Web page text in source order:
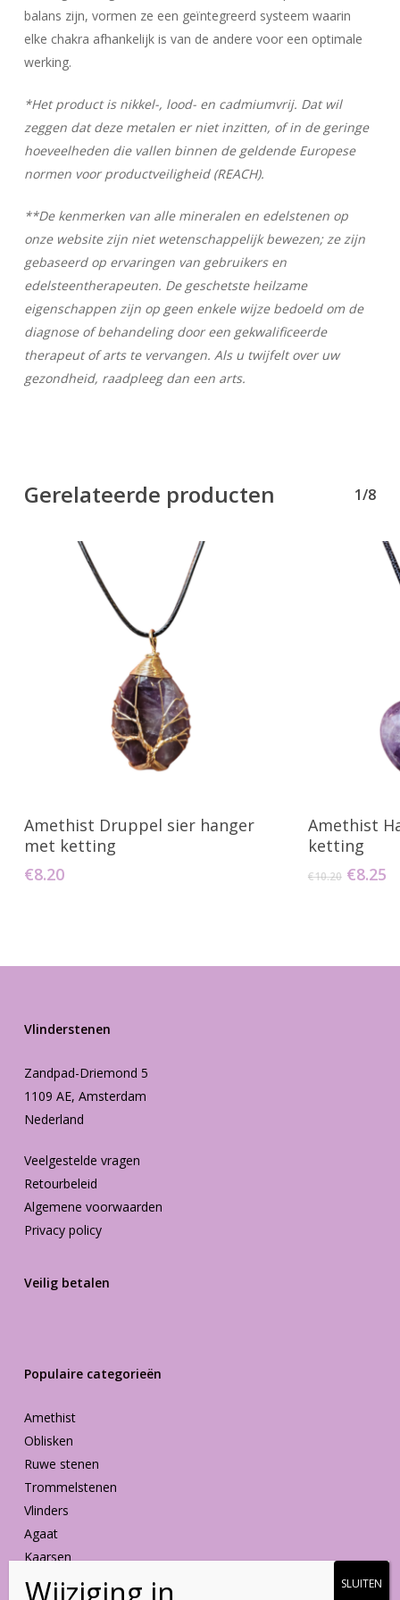
balans zijn, vormen ze een geïntegreerd systeem waarin
elke chakra afhankelijk is van de andere voor een optimale
werking.
*Het product is nikkel-, lood- en cadmiumvrij. Dat wil
zeggen dat deze metalen er niet inzitten, of in de geringe
hoeveelheden die vallen binnen de geldende Europese
normen voor productveiligheid (REACH).
**De kenmerken van alle mineralen en edelstenen op
onze website zijn niet wetenschappelijk bewezen; ze zijn
gebaseerd op ervaringen van gebruikers en
edelsteentherapeuten. De geschetste heilzame
eigenschappen zijn op geen enkele wijze bedoeld om de
diagnose of behandeling door een gekwalificeerde
therapeut of arts te vervangen. Als u twijfelt over uw
gezondheid, raadpleeg dan een arts.
Gerelateerde producten 1/8
Toevoegen Aan Winkelwagen
Amethist Druppel sier hanger
met ketting
€8.20
Amethist
ketting
€10.20 €8.25
Vlinderstenen
Zandpad-Driemond 5
1109 AE, Amsterdam
Nederland
Veelgestelde vragen
Retourbeleid
Algemene voorwaarden
Privacy policy
Veilig betalen
Populaire categorieën
Amethist
Oblisken
Ruwe stenen
Trommelstenen
Vlinders
Agaat
Kaarsen
Vormen